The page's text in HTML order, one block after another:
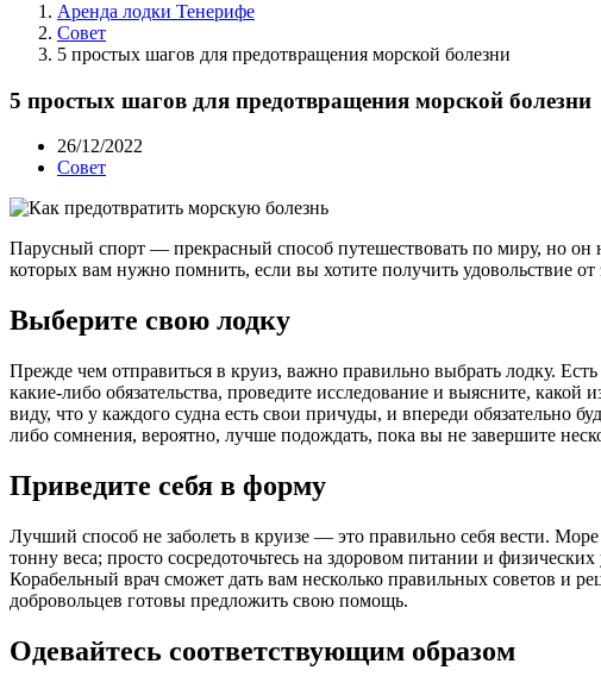
Аренда лодки Тенерифе
Совет
5 простых шагов для предотвращения морской болезни
5 простых шагов для предотвращения морской болезни
26/12/2022
Совет
Парусный спорт — прекрасный способ путешествовать по миру, но
которых вам нужно помнить, если вы хотите получить удовольствие
Выберите свою лодку
Прежде чем отправиться в круиз, важно правильно выбрать лодку.
какие-либо обязательства, проведите исследование и выясните,
виду, что у каждого судна есть свои причуды, и впереди обязательно
либо сомнения, вероятно, лучше подождать, пока вы не завершите
Приведите себя в форму
Лучший способ не заболеть в круизе — это правильно себя вести.
тонну веса; просто сосредоточьтесь на здоровом питании и
Корабельный врач сможет дать вам несколько правильных советов и
добровольцев готовы предложить свою помощь.
Одевайтесь соответствующим образом